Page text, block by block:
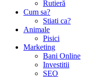
Rutieră
Cum sa?
Stiati ca?
Animale
Pisici
Marketing
Bani Online
Investitii
SEO